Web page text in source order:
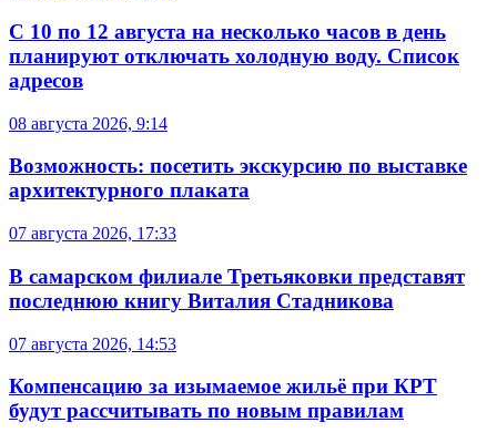
С 10 по 12 августа на несколько часов в день
планируют отключать холодную воду. Список
адресов
08 августа 2026, 9:14
Возможность: посетить экскурсию по выставке
архитектурного плаката
07 августа 2026, 17:33
В самарском филиале Третьяковки представят
последнюю книгу Виталия Стадникова
07 августа 2026, 14:53
Компенсацию за изымаемое жильё при КРТ
будут рассчитывать по новым правилам